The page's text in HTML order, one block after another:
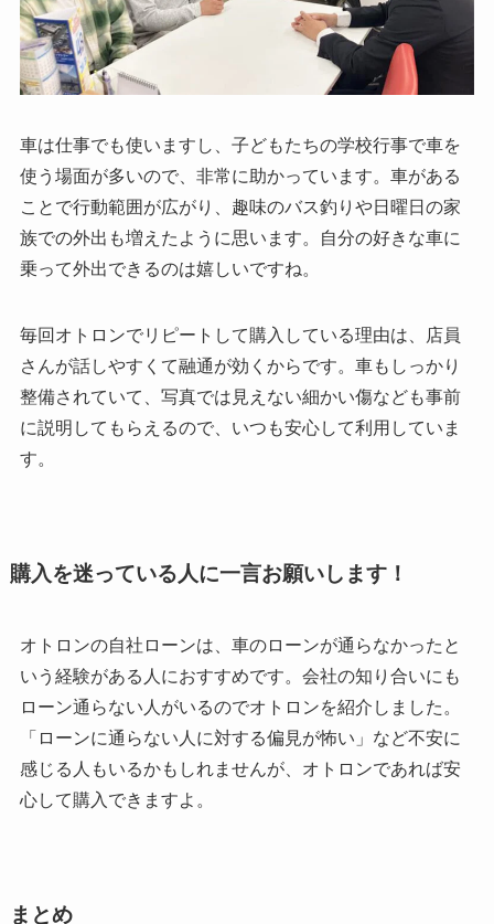
車は仕事でも使いますし、子どもたちの学校行事で車を
使う場面が多いので、非常に助かっています。車がある
ことで行動範囲が広がり、趣味のバス釣りや日曜日の家
族での外出も増えたように思います。自分の好きな車に
乗って外出できるのは嬉しいですね。
毎回オトロンでリピートして購入している理由は、店員
さんが話しやすくて融通が効くからです。車もしっかり
整備されていて、写真では見えない細かい傷なども事前
に説明してもらえるので、いつも安心して利用していま
す。
購入を迷っている人に一言お願いします！
オトロンの自社ローンは、車のローンが通らなかったと
いう経験がある人におすすめです。会社の知り合いにも
ローン通らない人がいるのでオトロンを紹介しました。
「ローンに通らない人に対する偏見が怖い」など不安に
感じる人もいるかもしれませんが、オトロンであれば安
心して購入できますよ。
まとめ